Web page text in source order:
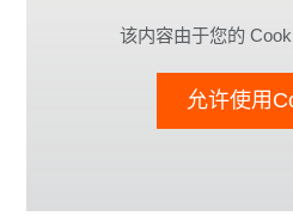
该内容由于您的
允许使用